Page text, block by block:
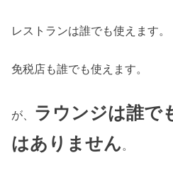
レストランは誰でも使えます。
免税店も誰でも使えます。
が、 ラウンジは誰で
はありません